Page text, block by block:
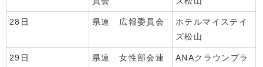
28日 県連 広報委員会
ホテルマイステイ
ズ松山
29日
県連 女性部会連
ANAクラウンプラ